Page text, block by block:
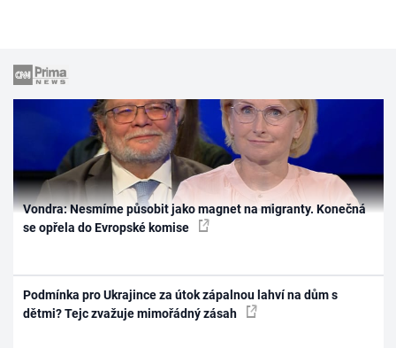
Vondra: Nesmíme působit jako magnet na migranty. Konečná
se opřela do Evropské komise
Podmínka pro Ukrajince za útok zápalnou lahví na dům s
dětmi? Tejc zvažuje mimořádný zásah